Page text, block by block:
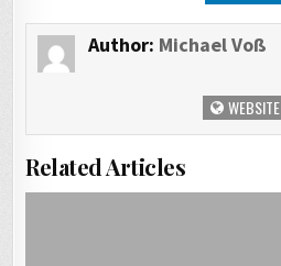
Author: Michael Voß
WEBSITE
Related Articles